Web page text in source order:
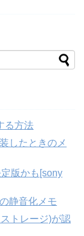
る方法
したときのメ
版かも[sony
静音化メモ
トレージ)が認